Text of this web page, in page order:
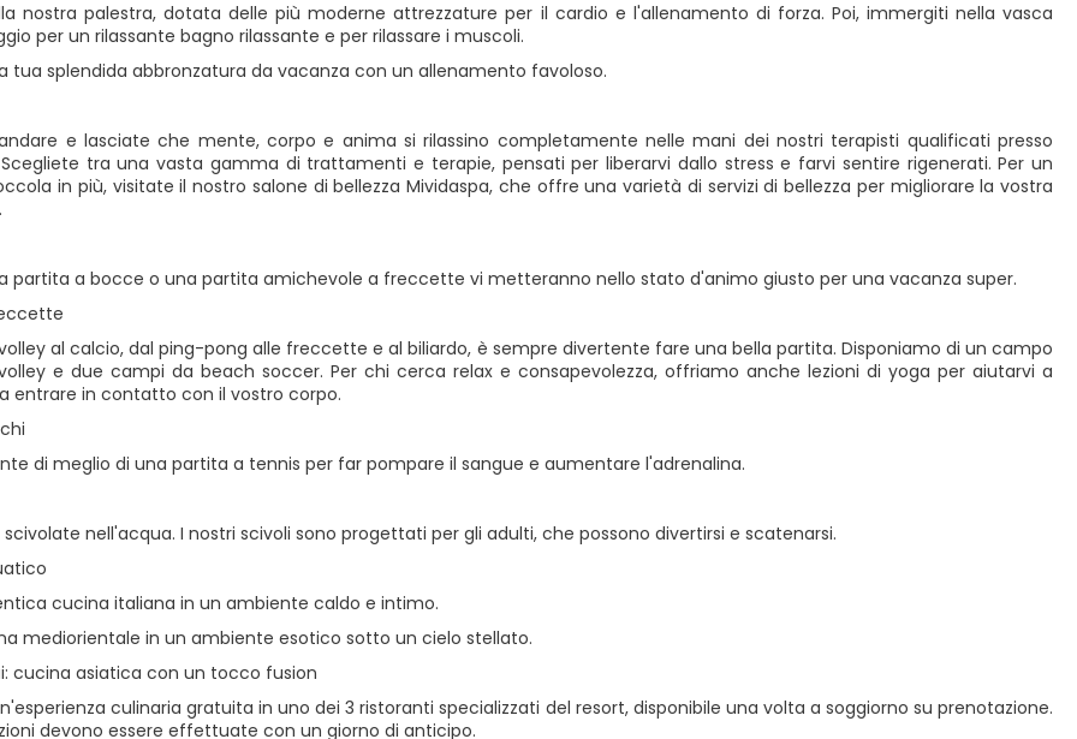
culinaria gratuita in uno dei 3 ristoranti specializzati del resort, disponibile una volta a soggiorno su prenotazione.
devono essere effettuate con un giorno di anticipo.
cucina asiatica con un tocco fusion
mediorientale in un ambiente esotico sotto un cielo stellato.
cucina italiana in un ambiente caldo e intimo.
nell'acqua. I nostri scivoli sono progettati per gli adulti, che possono divertirsi e scatenarsi.
di meglio di una partita a tennis per far pompare il sangue e aumentare l'adrenalina.
al calcio, dal ping-pong alle freccette e al biliardo, è sempre divertente fare una bella partita. Disponiamo di un campo
e due campi da beach soccer. Per chi cerca relax e consapevolezza, offriamo anche lezioni di yoga per aiutarvi a
entrare in contatto con il vostro corpo.
partita a bocce o una partita amichevole a freccette vi metteranno nello stato d'animo giusto per una vacanza super.
e lasciate che mente, corpo e anima si rilassino completamente nelle mani dei nostri terapisti qualificati presso
Scegliete tra una vasta gamma di trattamenti e terapie, pensati per liberarvi dallo stress e farvi sentire rigenerati. Per un
in più, visitate il nostro salone di bellezza Mividaspa, che offre una varietà di servizi di bellezza per migliorare la vostra
tua splendida abbronzatura da vacanza con un allenamento favoloso.
nostra palestra, dotata delle più moderne attrezzature per il cardio e l'allenamento di forza. Poi, immergiti nella vasca
per un rilassante bagno rilassante e per rilassare i muscoli.